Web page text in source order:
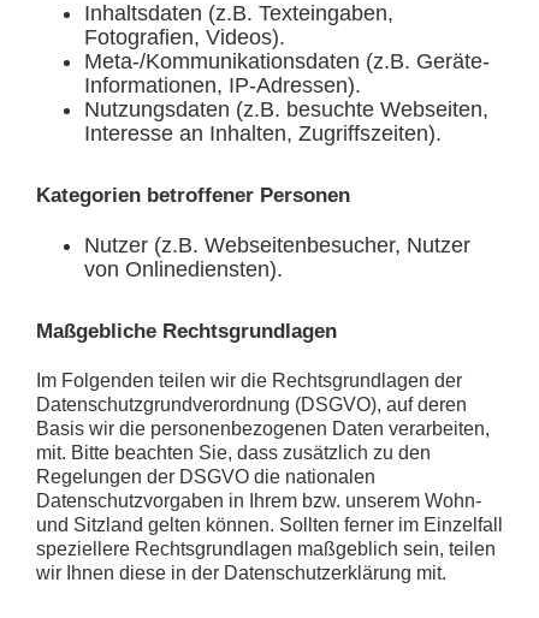
Inhaltsdaten (z.B. Texteingaben,
Fotografien, Videos).
Meta-/Kommunikationsdaten (z.B. Geräte-
Informationen, IP-Adressen).
Nutzungsdaten (z.B. besuchte Webseiten,
Interesse an Inhalten, Zugriffszeiten).
Kategorien betroffener Personen
Nutzer (z.B. Webseitenbesucher, Nutzer
von Onlinediensten).
Maßgebliche Rechtsgrundlagen
Im Folgenden teilen wir die Rechtsgrundlagen der
Datenschutzgrundverordnung (DSGVO), auf deren
Basis wir die personenbezogenen Daten verarbeiten,
mit. Bitte beachten Sie, dass zusätzlich zu den
Regelungen der DSGVO die nationalen
Datenschutzvorgaben in Ihrem bzw. unserem Wohn-
und Sitzland gelten können. Sollten ferner im Einzelfall
speziellere Rechtsgrundlagen maßgeblich sein, teilen
wir Ihnen diese in der Datenschutzerklärung mit.